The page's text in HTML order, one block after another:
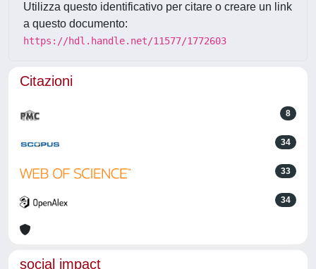
Utilizza questo identificativo per citare o creare un link
a questo documento:
https://hdl.handle.net/11577/1772603
Citazioni
8
34
33
34
social impact